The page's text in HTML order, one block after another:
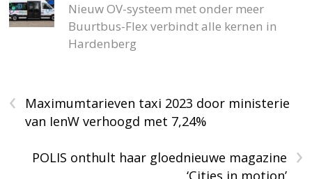
Nieuw OV-systeem met onder meer
Buurtbus-Flex verbindt alle kernen in
Hardenberg
‹
Maximumtarieven taxi 2023 door ministerie
van IenW verhoogd met 7,24%
›
POLIS onthult haar gloednieuwe magazine